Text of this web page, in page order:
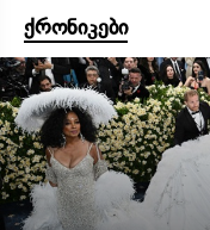
ქრონიკები